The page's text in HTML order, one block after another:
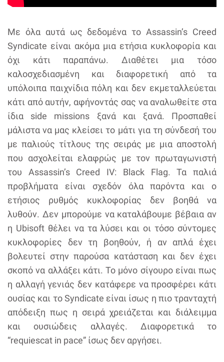
Με όλα αυτά ως δεδομένα το Assassin’s Creed
Syndicate είναι ακόμα μια ετήσια κυκλοφορία και
όχι κάτι παραπάνω. Διαθέτει μια τόσο
καλοσχεδιασμένη και διαφορετική από τα
υπόλοιπα παιχνίδια πόλη και δεν εκμεταλλεύεται
κάτι από αυτήν, αφήνοντάς σας να αναλωθείτε στα
ίδια side missions ξανά και ξανά. Προσπαθεί
μάλιστα να μας κλείσει το μάτι για τη σύνδεσή του
με παλιούς τίτλους της σειράς με μια αποστολή
που ασχολείται ελαφρώς με τον πρωταγωνιστή
του Assassin’s Creed IV: Black Flag. Τα παλιά
προβλήματα είναι σχεδόν όλα παρόντα και ο
ετήσιος ρυθμός κυκλοφορίας δεν βοηθά να
λυθούν. Δεν μπορούμε να καταλάβουμε βέβαια αν
η Ubisoft θέλει να τα λύσει και οι τόσο σύντομες
κυκλοφορίες δεν τη βοηθούν, ή αν απλά έχει
βολευτεί στην παρούσα κατάσταση και δεν έχει
σκοπό να αλλάξει κάτι. Το μόνο σίγουρο είναι πως
η αλλαγή γενιάς δεν κατάφερε να προσφέρει κάτι
ουσίας και το Syndicate είναι ίσως η πιο τρανταχτή
απόδειξη πως η σειρά χρειάζεται και διάλειμμα
και ουσιώδεις αλλαγές. Διαφορετικά το
“requiescat in pace” ίσως δεν αργήσει.